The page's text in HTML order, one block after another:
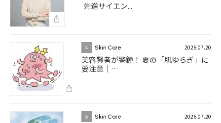
先進サイエン...
4 Skin Care 2026.07.20
美容賢者が警鐘！ 夏の「肌ゆらぎ」に
要注意｜…
5 Skin Care 2026.07.20